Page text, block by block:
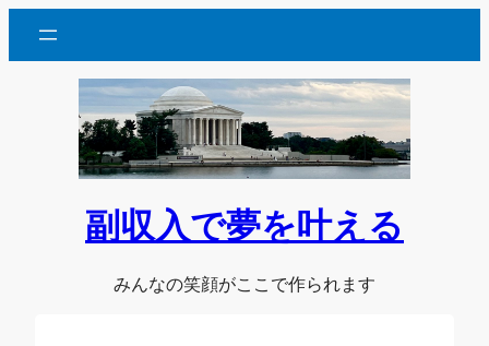
を
副収入で夢を叶える
みんなの笑顔がここで作られます